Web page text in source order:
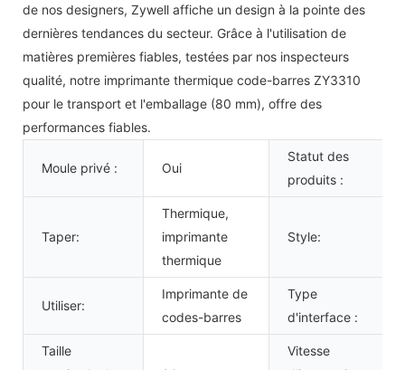
de nos designers, Zywell affiche un design à la pointe des
dernières tendances du secteur. Grâce à l'utilisation de
matières premières fiables, testées par nos inspecteurs
qualité, notre imprimante thermique code-barres ZY3310
pour le transport et l'emballage (80 mm), offre des
performances fiables.
Moule privé : Oui
Statut des
produits :
Taper:
Thermique,
imprimante
thermique
Style:
Utiliser:
Imprimante de
codes-barres
Type
d'interface :
Taille
Vitesse